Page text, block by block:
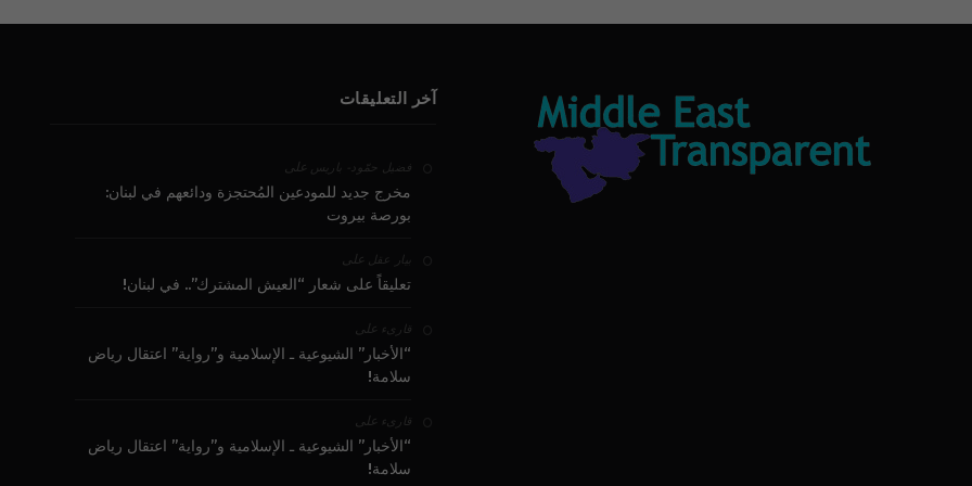
آخر التعليقات
فضيل حمّود - باريس على
مخرج جديد للمودعين المُحتجزة ودائعهم في لبنان:
بورصة بيروت
بيار عقل على
تعليقاً على شعار “العيش المشترك”.. في لبنان!
قارىء على
“الأخبار” الشيوعية ـ الإسلامية و”رواية” اعتقال رياض
سلامة!
قارىء على
“الأخبار” الشيوعية ـ الإسلامية و”رواية” اعتقال رياض
سلامة!